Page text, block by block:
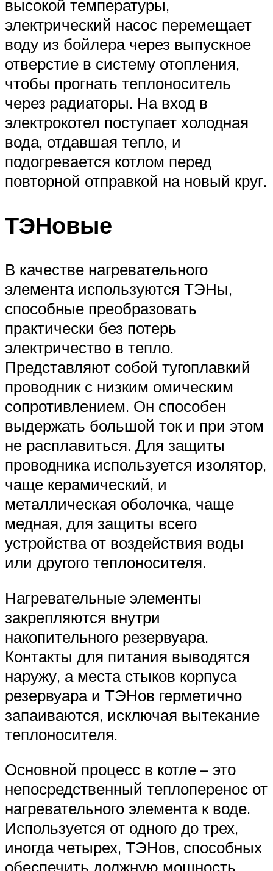
высокой температуры,
электрический насос перемещает
воду из бойлера через выпускное
отверстие в систему отопления,
чтобы прогнать теплоноситель
через радиаторы. На вход в
электрокотел поступает холодная
вода, отдавшая тепло, и
подогревается котлом перед
повторной отправкой на новый круг.
ТЭНовые
В качестве нагревательного
элемента используются ТЭНы,
способные преобразовать
практически без потерь
электричество в тепло.
Представляют собой тугоплавкий
проводник с низким омическим
сопротивлением. Он способен
выдержать большой ток и при этом
не расплавиться. Для защиты
проводника используется изолятор,
чаще керамический, и
металлическая оболочка, чаще
медная, для защиты всего
устройства от воздействия воды
или другого теплоносителя.
Нагревательные элементы
закрепляются внутри
накопительного резервуара.
Контакты для питания выводятся
наружу, а места стыков корпуса
резервуара и ТЭНов герметично
запаиваются, исключая вытекание
теплоносителя.
Основной процесс в котле – это
непосредственный теплоперенос от
нагревательного элемента к воде.
Используется от одного до трех,
иногда четырех, ТЭНов, способных
обеспечить должную мощность.